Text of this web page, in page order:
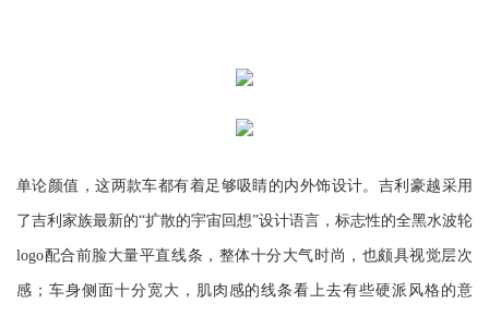
单论颜值，这两款车都有着足够吸睛的内外饰设计。吉利豪越采用
了吉利家族最新的“扩散的宇宙回想”设计语言，标志性的全黑水波轮
logo配合前脸大量平直线条，整体十分大气时尚，也颇具视觉层次
感；车身侧面十分宽大，肌肉感的线条看上去有些硬派风格的意